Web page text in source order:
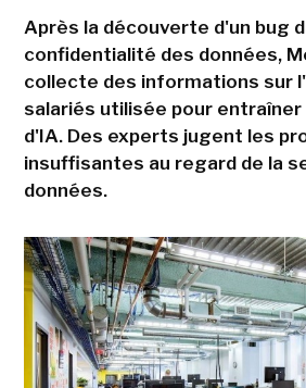
Après la découverte d'un bug
confidentialité des données,
collecte des informations sur
salariés utilisée pour
d'IA. Des experts jugent les
insuffisantes au regard de la
données.